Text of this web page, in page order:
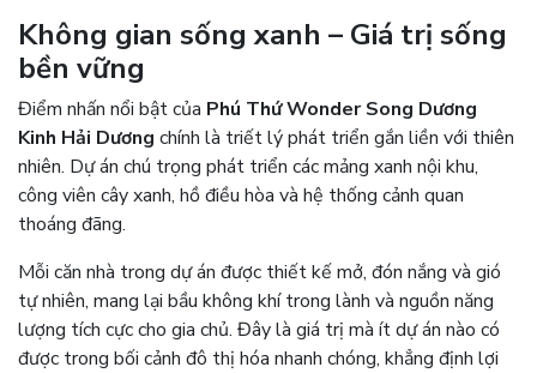
Không gian sống xanh – Giá trị sống
bền vững
Điểm nhấn nổi bật của Phú Thứ Wonder Song Dương
Kinh Hải Dương chính là triết lý phát triển gắn liền với thiên
nhiên. Dự án chú trọng phát triển các mảng xanh nội khu,
công viên cây xanh, hồ điều hòa và hệ thống cảnh quan
thoáng đãng.
Mỗi căn nhà trong dự án được thiết kế mở, đón nắng và gió
tự nhiên, mang lại bầu không khí trong lành và nguồn năng
lượng tích cực cho gia chủ. Đây là giá trị mà ít dự án nào có
được trong bối cảnh đô thị hóa nhanh chóng, khẳng định lợi